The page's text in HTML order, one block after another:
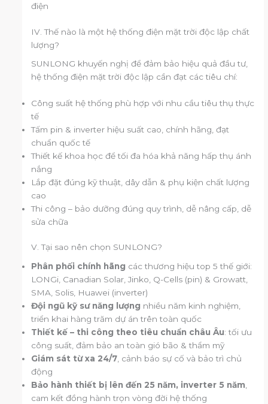
điện
IV. Thế nào là một hệ thống điện mặt trời độc lập chất
lượng?
SUNLONG khuyến nghị để đảm bảo hiệu quả đầu tư,
hệ thống điện mặt trời độc lập cần đạt các tiêu chí:
Công suất hệ thống phù hợp với nhu cầu tiêu thụ thực
tế
Tấm pin & inverter hiệu suất cao, chính hãng, đạt
chuẩn quốc tế
Thiết kế khoa học để tối đa hóa khả năng hấp thụ ánh
nắng
Lắp đặt đúng kỹ thuật, dây dẫn & phụ kiện chất lượng
cao
Thi công – bảo dưỡng đúng quy trình, dễ nâng cấp, dễ
sửa chữa
V. Tại sao nên chọn SUNLONG?
Phân phối chính hãng các thương hiệu top 5 thế giới:
LONGi, Canadian Solar, Jinko, Q-Cells (pin) & Growatt,
SMA, Solis, Huawei (inverter)
Đội ngũ kỹ sư năng lượng nhiều năm kinh nghiệm,
triển khai hàng trăm dự án trên toàn quốc
Thiết kế – thi công theo tiêu chuẩn châu Âu: tối ưu
công suất, đảm bảo an toàn gió bão & thẩm mỹ
Giám sát từ xa 24/7 , cảnh báo sự cố và bảo trì chủ
động
Bảo hành thiết bị lên đến 25 năm, inverter 5 năm
cam kết đồng hành trọn vòng đời hệ thống